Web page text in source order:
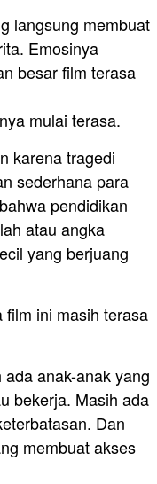
langsung membuat
Emosinya
besar film terasa
mulai terasa.
karena tragedi
sederhana para
pendidikan
atau angka
yang berjuang
film ini masih terasa
anak-anak yang
bekerja. Masih ada
Dan
membuat akses